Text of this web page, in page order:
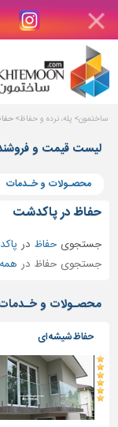
دکوراسیون
بتن
های
بتنی
و
پنجره
ساختمانی
نرده
و
حفاظ
دیوارپوش،
کفپوش
و
سنگ
ساختمون پله، نرده و حفاظ
لیست قیمت و
محصـولات و خـدمات
حفاظ در پاکدشت
جستجویحفاظ در
جستجوی حفاظ در
محصـولات و
حفاظ شیشه ای